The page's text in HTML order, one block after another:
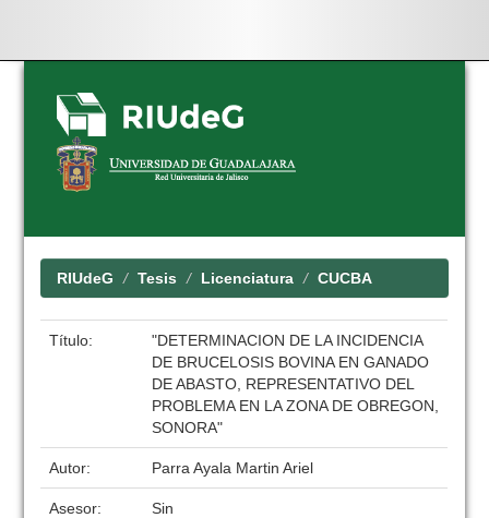
Skip
navigation
RIUdeG Tesis Licenciatura CUCBA
Título:
"DETERMINACION DE LA INCIDENCIA
DE BRUCELOSIS BOVINA EN GANADO
DE ABASTO, REPRESENTATIVO DEL
PROBLEMA EN LA ZONA DE OBREGON,
SONORA"
Autor: Parra Ayala Martin Ariel
Asesor: Sin